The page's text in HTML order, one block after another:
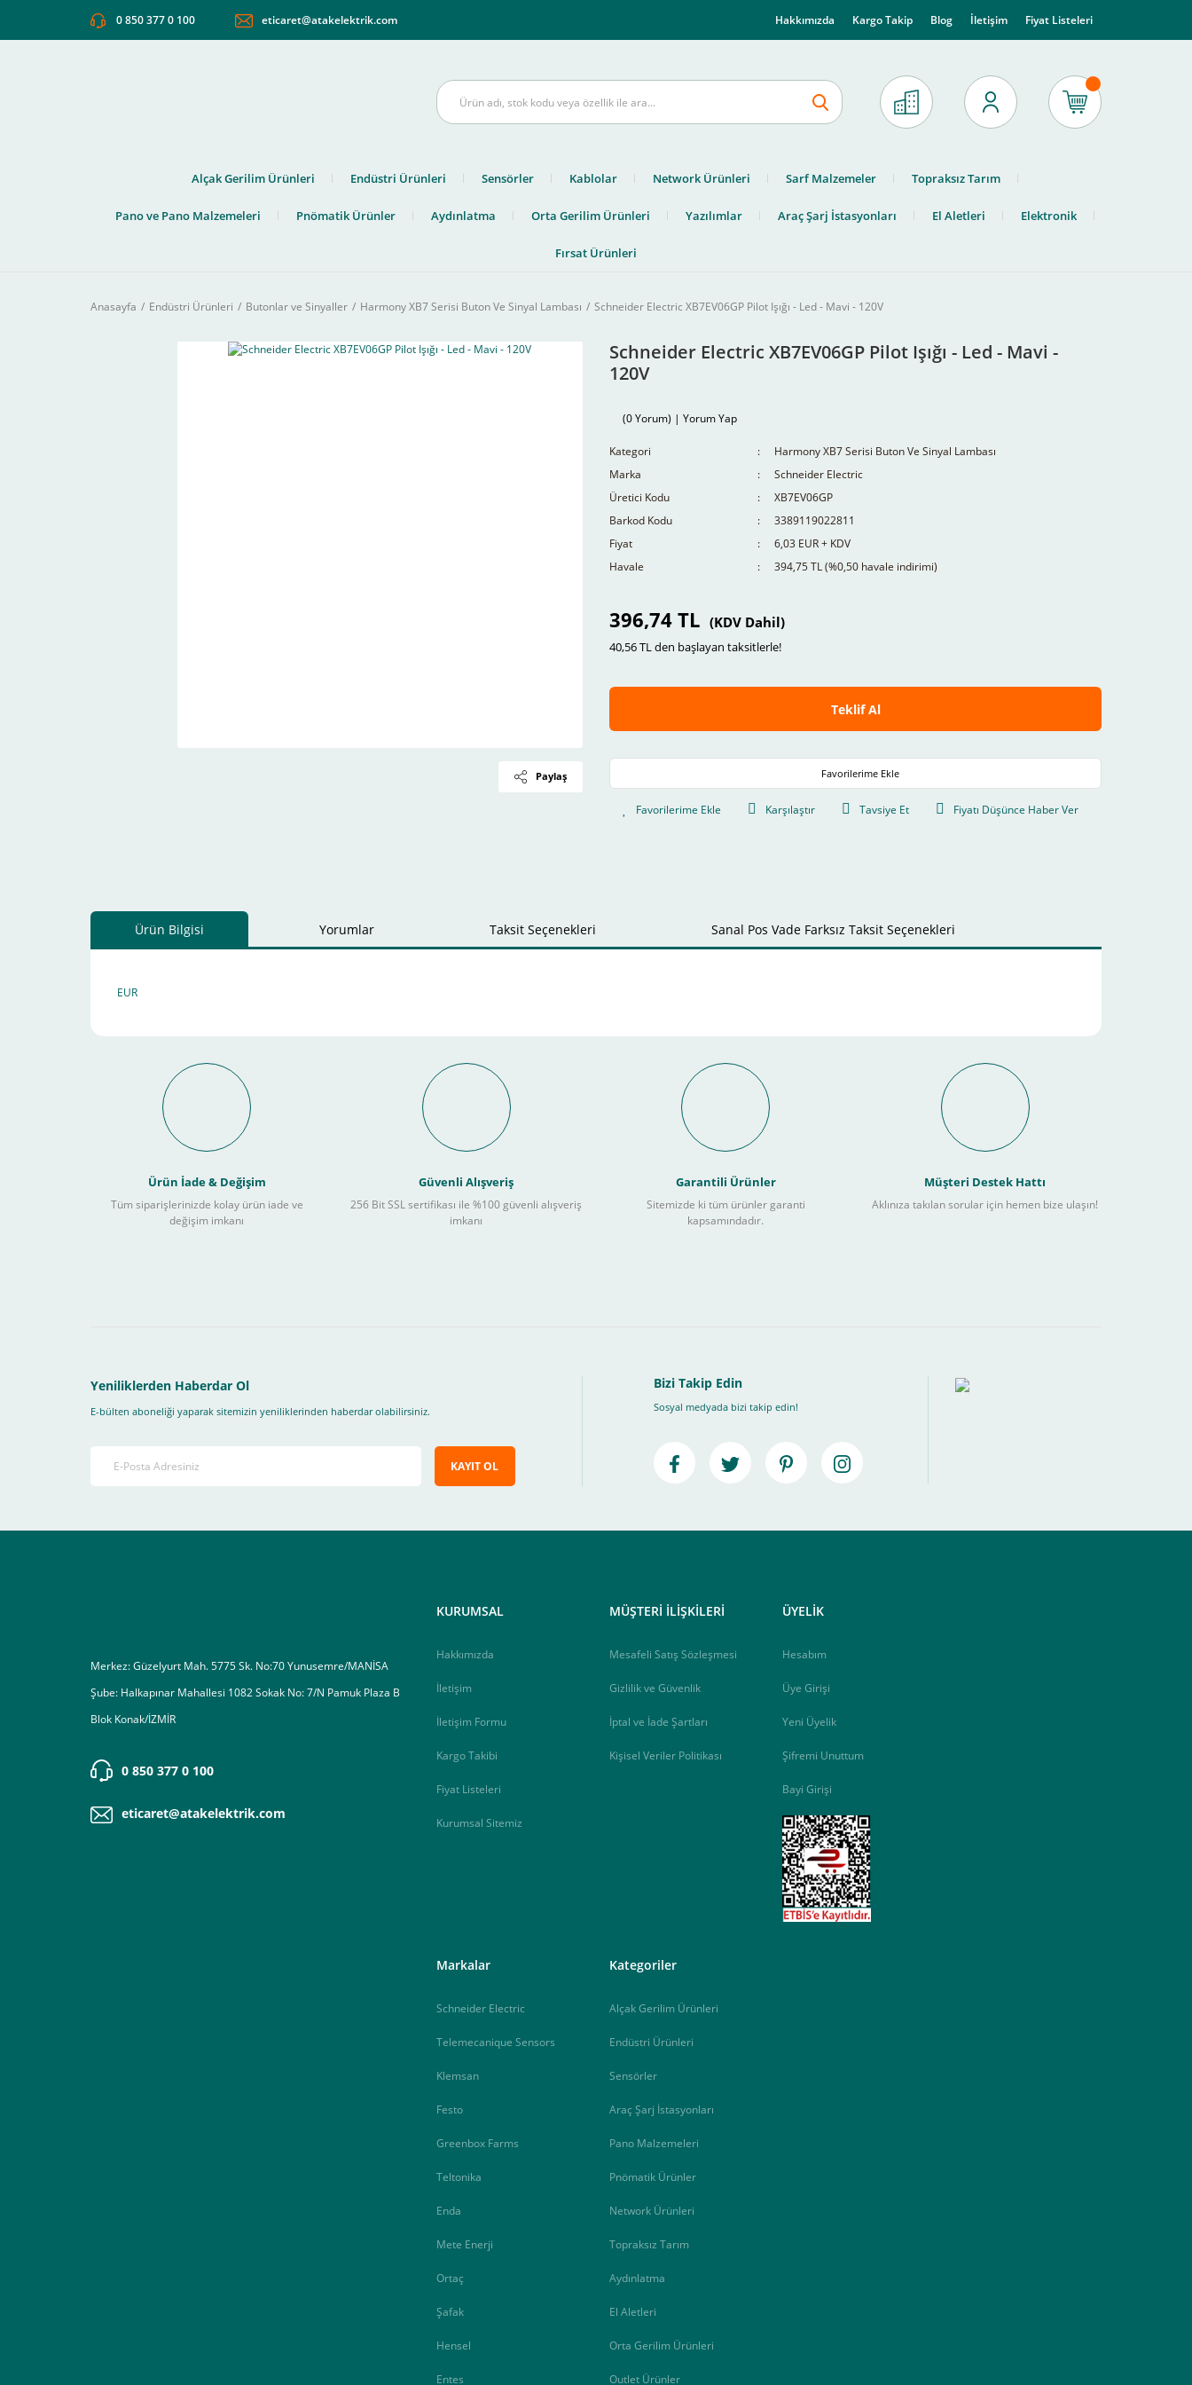
0 850 377 0 100 eticaret@atakelektrik.com Hakkımızda Kargo Takip Blog İletişim Fiyat Listeleri
Alçak Gerilim Ürünleri Endüstri Ürünleri Sensörler Kablolar Network Ürünleri Sarf Malzemeler Topraksız Tarım
Pano ve Pano Malzemeleri Pnömatik Ürünler Aydınlatma Orta Gerilim Ürünleri Yazılımlar Araç Şarj İstasyonları El Aletleri Elektronik
Fırsat Ürünleri
Anasayfa Endüstri Ürünleri Butonlar ve Sinyaller Harmony XB7 Serisi Buton Ve Sinyal Lambası Schneider Electric XB7EV06GP Pilot Işığı - Led - Mavi - 120V
Paylaş
Schneider Electric XB7EV06GP Pilot Işığı - Led - Mavi -
120V
(0 Yorum) | Yorum Yap
Kategori
Harmony XB7 Serisi Buton Ve Sinyal Lambası
Marka
Schneider Electric
Üretici Kodu
XB7EV06GP
Barkod Kodu
3389119022811
Fiyat
6,03 EUR + KDV
Havale
394,75 TL (%0,50 havale indirimi)
396,74 TL (KDV Dahil)
40,56 TL den başlayan taksitlerle!
Teklif Al
Karşılaştır Tavsiye Et Fiyatı Düşünce Haber Ver
Ürün Bilgisi Yorumlar Taksit Seçenekleri Sanal Pos Vade Farksız Taksit Seçenekleri
EUR
Schneider Electric Sanal POS ile Vade Farksız Taksit Ödeme İmkanı Nasıl
Kullanılır ?
Sitemizden yapacağınız tüm alışverişlerde aşağıdaki adımları takip ederek peşin fiyatına 3 Taksit seçenekleri bankaya göre değişebilir
4-Son olarak siparişi vermiş olduğunuz e-posta adresinize ileteceğimiz link üzerinden tıklayarak 3D Secure güvenli ödeme ile ödemenizi tamamlayabilirsiniz ,
Ürün İade & Değişim
Tüm siparişlerinizde kolay ürün iade ve
değişim imkanı
Güvenli Alışveriş
256 Bit SSL sertifikası ile %100 güvenli alışveriş
imkanı
Garantili Ürünler
Sitemizde ki tüm ürünler garanti
kapsamındadır.
Müşteri Destek Hattı
Aklınıza takılan sorular için hemen bize ulaşın!
Yeniliklerden Haberdar Ol
E-bülten aboneliği yaparak sitemizin yeniliklerinden haberdar olabilirsiniz.
KAYIT OL
Bizi Takip Edin
Sosyal medyada bizi takip edin!
Merkez: Güzelyurt Mah. 5775 Sk. No:70 Yunusemre/MANİSA
Şube: Halkapınar Mahallesi 1082 Sokak No: 7/N Pamuk Plaza B
Blok Konak/İZMİR
0 850 377 0 100
eticaret@atakelektrik.com
KURUMSAL
Hakkımızda
İletişim
İletişim Formu
Kargo Takibi
Fiyat Listeleri
Kurumsal Sitemiz
MÜŞTERİ İLİŞKİLERİ
Mesafeli Satış Sözleşmesi
Gizlilik ve Güvenlik
İptal ve İade Şartları
Kişisel Veriler Politikası
ÜYELİK
Hesabım
Üye Girişi
Yeni Üyelik
Şifremi Unuttum
Bayi Girişi
Markalar
Schneider Electric
Telemecanique Sensors
Klemsan
Festo
Greenbox Farms
Teltonika
Enda
Mete Enerji
Ortaç
Şafak
Hensel
Entes
Kategoriler
Alçak Gerilim Ürünleri
Endüstri Ürünleri
Sensörler
Araç Şarj İstasyonları
Pano Malzemeleri
Pnömatik Ürünler
Network Ürünleri
Topraksız Tarım
Aydınlatma
El Aletleri
Orta Gerilim Ürünleri
Outlet Ürünler